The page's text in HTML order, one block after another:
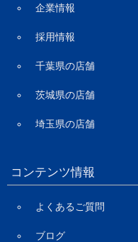
企業情報
採用情報
千葉県の店舗
茨城県の店舗
埼玉県の店舗
コンテンツ情報
よくあるご質問
ブログ